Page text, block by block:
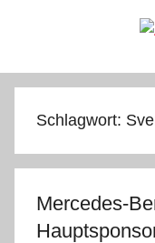
123.de
Schlagwort:
Mercedes-